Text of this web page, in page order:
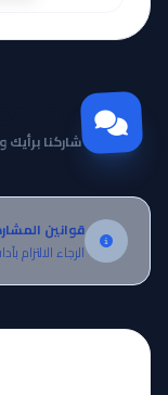
مجتمع Otanyuu
شاركنا
قوانين
الرجاء